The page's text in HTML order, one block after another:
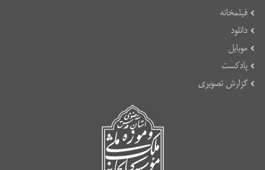
فیلمخانه
دانلود
موبایل
پادکست
گزارش تصویری